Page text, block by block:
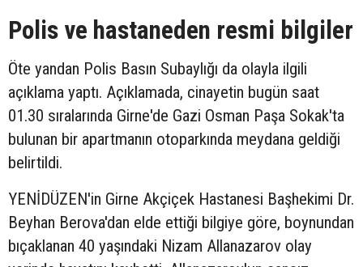
Polis ve hastaneden resmi bilgiler
Öte yandan Polis Basın Subaylığı da olayla ilgili
açıklama yaptı. Açıklamada, cinayetin bugün saat
01.30 sıralarında Girne'de Gazi Osman Paşa Sokak'ta
bulunan bir apartmanın otoparkında meydana geldiği
belirtildi.
YENİDÜZEN'in Girne Akçiçek Hastanesi Başhekimi Dr.
Beyhan Berova'dan elde ettiği bilgiye göre, boynundan
bıçaklanan 40 yaşındaki Nizam Allanazarov olay